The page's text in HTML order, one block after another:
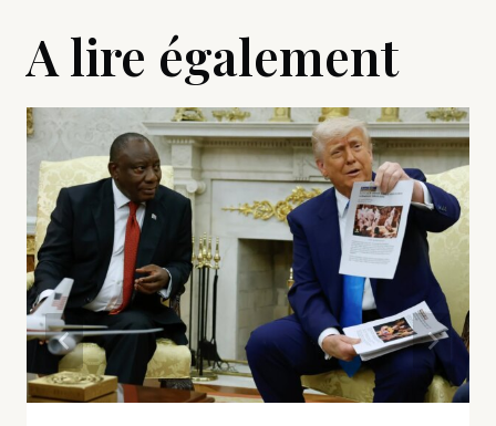
A lire également